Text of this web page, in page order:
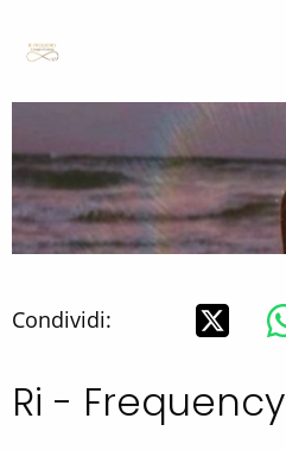
Condividi:
Ri - Frequency